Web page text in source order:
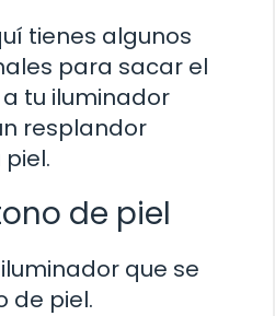
tienes algunos
para sacar el
tu iluminador
resplandor
de piel
que se
de piel.